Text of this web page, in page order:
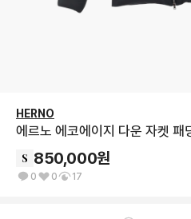
HERNO
에르노 에코에이지 다운 자켓
850,000원
0 0 17